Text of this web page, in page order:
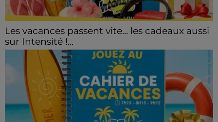
Les vacances passent vite... les cadeaux aussi
sur Intensité !...